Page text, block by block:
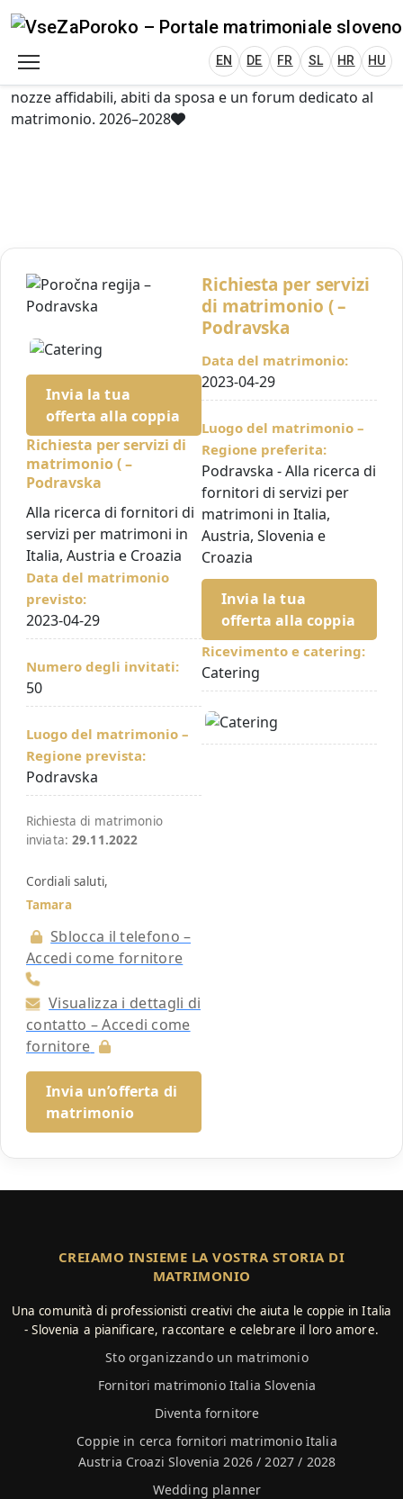
VseZaPoroko.net – Wedding Planning
Plan Your Wedding in Slovenia, Austria, Italy,
EN
VseZaPoroko – portale per l’organizzazione di
matrimoni locali e destination wedding in Slovenia,
Austria, Italia, Croazia e Ungheria. Scopri fornitori di
nozze affidabili, abiti da sposa e un forum dedicato al
matrimonio. 2026–2028
EN DE FR SL HR HU
Invia la tua
offerta alla coppia
Richiesta per servizi di
matrimonio ( –
Podravska
Alla ricerca di fornitori di
servizi per matrimoni in
Italia, Austria e Croazia
Data del matrimonio
previsto:
2023-04-29
Numero degli invitati:
50
Luogo del matrimonio –
Regione prevista:
Podravska
Richiesta di matrimonio
inviata:29.11.2022
Cordiali saluti,
Tamara
Sblocca il telefono –
Accedi come fornitore
Visualizza i dettagli di
contatto – Accedi come
fornitore
Invia un’offerta di
matrimonio
Richiesta per servizi
di matrimonio ( –
Podravska
Data del matrimonio:
2023-04-29
Luogo del matrimonio –
Regione preferita:
Podravska - Alla ricerca di
fornitori di servizi per
matrimoni in Italia,
Austria, Slovenia e
Croazia
Invia la tua
offerta alla coppia
Ricevimento e catering:
Catering
CREIAMO INSIEME LA VOSTRA STORIA DI
MATRIMONIO
Una comunità di professionisti creativi che aiuta le coppie in Italia
- Slovenia a pianificare, raccontare e celebrare il loro amore.
Sto organizzando un matrimonio
Fornitori matrimonio Italia Slovenia
Diventa fornitore
Coppie in cerca fornitori matrimonio Italia
Austria Croazi Slovenia 2026 / 2027 / 2028
Wedding planner